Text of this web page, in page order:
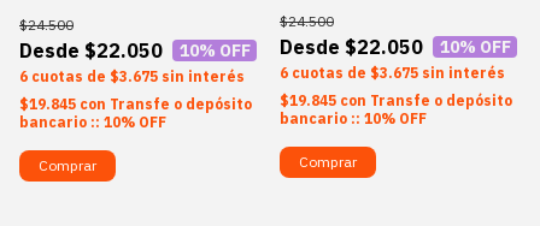
$22.050
$24.500
10% OFF
6 $3.675 sin interés
$19.845 con Transfe o depósito
bancario :: 10% OFF
Comprar
$22.050
$24.500
10% OFF
6 $3.675 sin interés
$19.845 con Transfe o depósito
bancario :: 10% OFF
Comprar